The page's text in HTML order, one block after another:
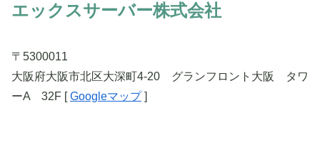
エックスサーバー株式会社
〒5300011
大阪府大阪市北区大深町4-20 グランフロント大阪 タワ
ーA 32F [Googleマップ]